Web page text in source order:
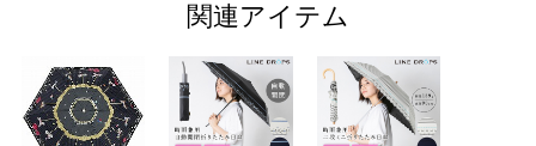
関連アイテム